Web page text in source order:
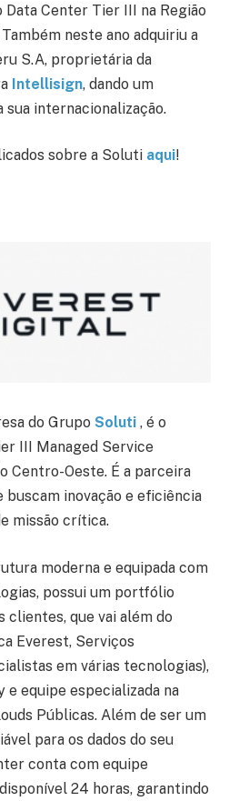
Center Tier III na Região
neste ano adquiriu a
S.A, proprietária da
Intellisign, dando um
internacionalização.
sobre a Soluti aqui!
do Grupo Soluti , é o
III Managed Service
Centro-Oeste. É a parceira
buscam inovação e eficiência
missão crítica.
moderna e equipada com
possui um portfólio
clientes, que vai além do
Everest, Serviços
em várias tecnologias),
equipe especializada na
Públicas. Além de ser um
para os dados do seu
conta com equipe
24 horas, garantindo